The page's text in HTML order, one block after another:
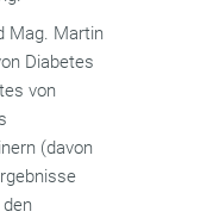
Mag. Martin
Diabetes
von
(davon